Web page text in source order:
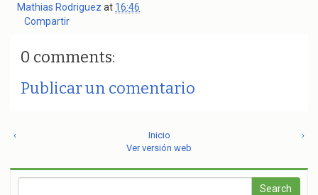
Mathias Rodriguez at 16:46
Compartir
0 comments:
Publicar un comentario
‹ ›
Inicio
Ver versión web